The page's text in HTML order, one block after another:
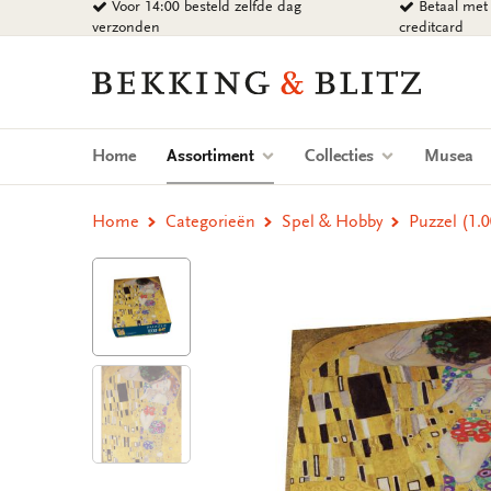
naar
Voor 14:00 besteld zelfde dag
verzonden
Betaal
creditcard
Bekking
Blitz
Uitgevers
Home Assortiment (current)Collecties Musea
Home Categorieën Spel & Hobby Puzzel